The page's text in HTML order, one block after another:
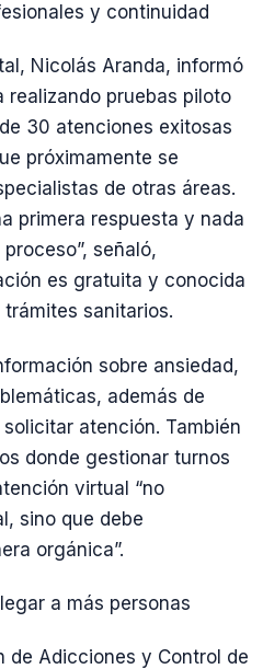
y continuidad
Nicolás Aranda, informó
pruebas piloto
30 atenciones exitosas
próximamente se
de otras áreas.
primera respuesta y nada
señaló,
es gratuita y conocida
sanitarios.
sobre ansiedad,
además de
atención. También
donde gestionar turnos
virtual “no
sino que debe
orgánica”.
a más personas
de Adicciones y Control de